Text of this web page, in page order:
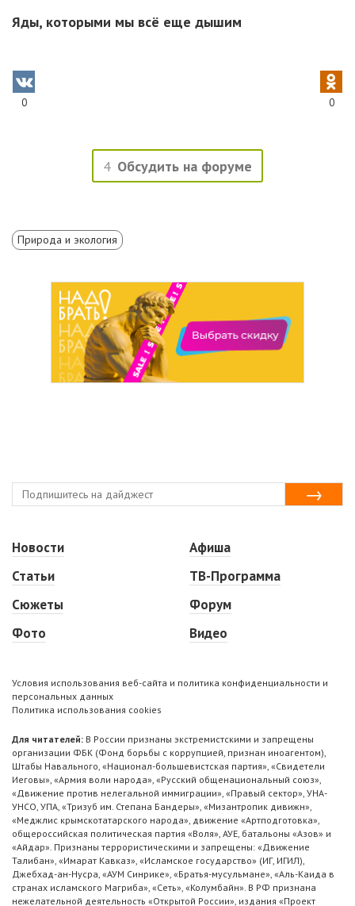
Яды, которыми мы всё еще дышим
0 0
4 Обсудить на форуме
Природа и экология
Новости
Статьи
Сюжеты
Фото
Афиша
ТВ-Программа
Форум
Видео
Условия использования веб-сайта и политика конфиденциальности и
персональных данных
Политика использования cookies
Для читателей: В России признаны экстремистскими и запрещены
организации ФБК (Фонд борьбы с коррупцией, признан иноагентом),
Штабы Навального, «Национал-большевистская партия», «Свидетели
Иеговы», «Армия воли народа», «Русский общенациональный союз»,
«Движение против нелегальной иммиграции», «Правый сектор», УНА-
УНСО, УПА, «Тризуб им. Степана Бандеры», «Мизантропик дивижн»,
«Меджлис крымскотатарского народа», движение «Артподготовка»,
общероссийская политическая партия «Воля», АУЕ, батальоны «Азов» и
«Айдар». Признаны террористическими и запрещены: «Движение
Талибан», «Имарат Кавказ», «Исламское государство» (ИГ, ИГИЛ),
Джебхад-ан-Нусра, «АУМ Синрике», «Братья-мусульмане», «Аль-Каида в
странах исламского Магриба», «Сеть», «Колумбайн». В РФ признана
нежелательной деятельность «Открытой России», издания «Проект